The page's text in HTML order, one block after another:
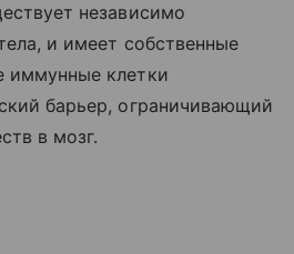
независимо
и имеет собственные
иммунные клетки
барьер, ограничивающий
в мозг.